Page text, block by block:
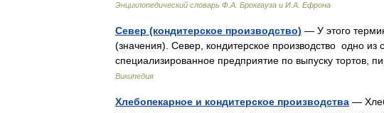
Энциклопедический словарь Ф.А. Брокгауза и И.А. Ефрона
Север (кондитерское производство) — У этого
(значения). Север, кондитерское производство одно из
специализированное предприятие по выпуску тортов,
Википедия
Хлебопекарное и кондитерское производства —